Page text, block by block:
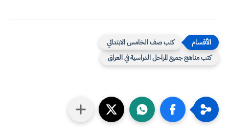
كتب صف الخامس الابتدائي
كتب مناهج جميع المراحل الدراسية في العراق